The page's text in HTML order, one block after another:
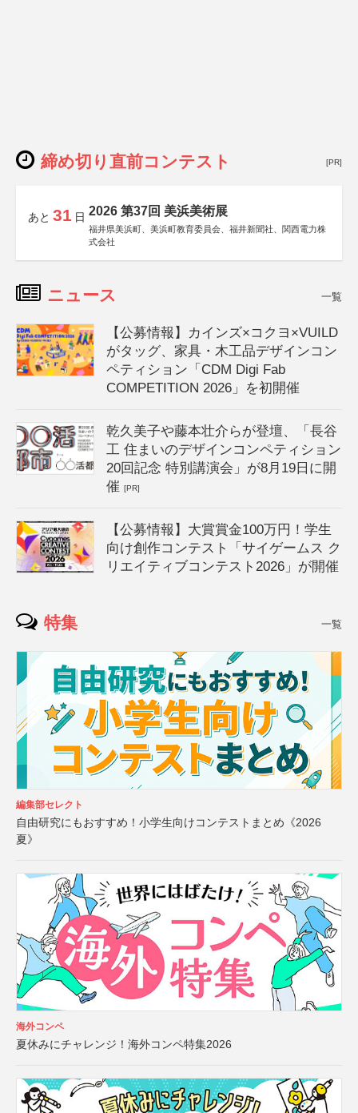
締め切り直前コンテスト [PR]
あと 31 日 2026 第37回 美浜美術展
福井県美浜町、美浜町教育委員会、福井新聞社、関西電力株
式会社
ニュース 一覧
【公募情報】カインズ×コクヨ×VUILD
がタッグ、家具・木工品デザインコン
ペティション「CDM Digi Fab
COMPETITION 2026」を初開催
乾久美子や藤本壮介らが登壇、「長谷
工 住まいのデザインコンペティション
20回記念 特別講演会」が8月19日に開
催[PR]
【公募情報】大賞賞金100万円！学生
向け創作コンテスト「サイゲームス ク
リエイティブコンテスト2026」が開催
特集 一覧
編集部セレクト
自由研究にもおすすめ！小学生向けコンテストまとめ《2026
夏》
海外コンペ
夏休みにチャレンジ！海外コンペ特集2026